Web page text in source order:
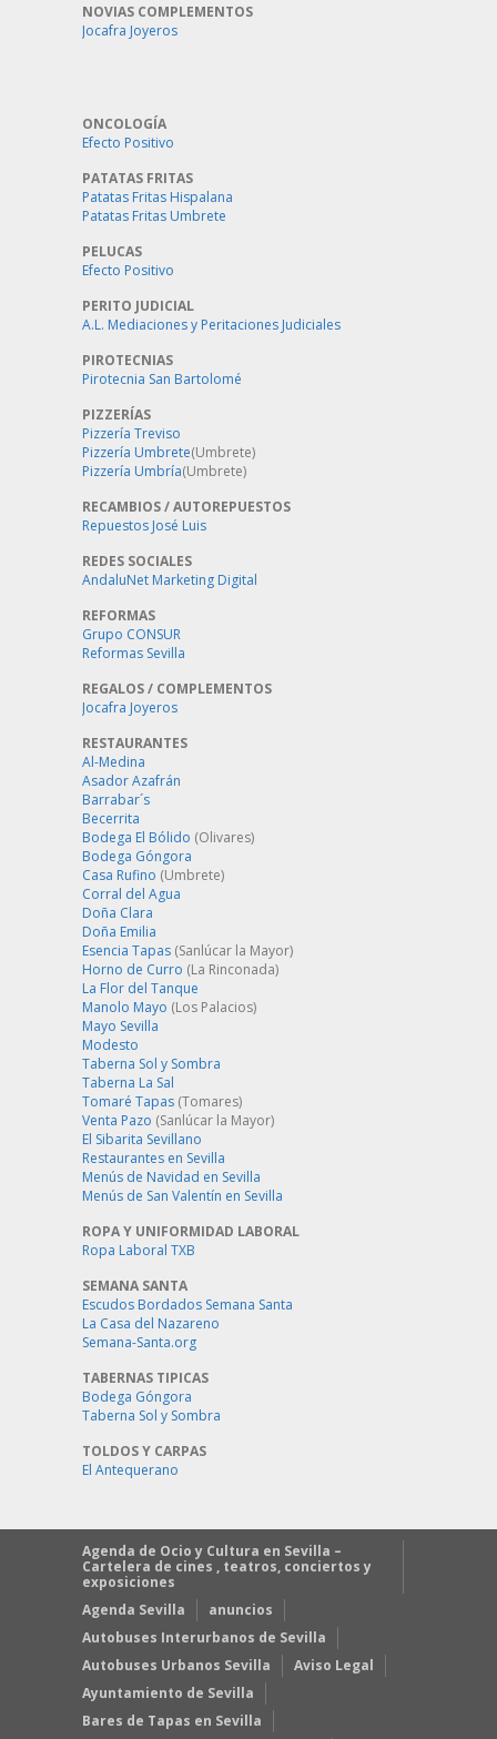
NOVIAS COMPLEMENTOS
Jocafra Joyeros
ONCOLOGÍA
Efecto Positivo
PATATAS FRITAS
Patatas Fritas Hispalana
Patatas Fritas Umbrete
PELUCAS
Efecto Positivo
PERITO JUDICIAL
A.L. Mediaciones y Peritaciones Judiciales
PIROTECNIAS
Pirotecnia San Bartolomé
PIZZERÍAS
Pizzería Treviso
Pizzería Umbrete(Umbrete)
Pizzería Umbría(Umbrete)
RECAMBIOS / AUTOREPUESTOS
Repuestos José Luis
REDES SOCIALES
AndaluNet Marketing Digital
REFORMAS
Grupo CONSUR
Reformas Sevilla
REGALOS / COMPLEMENTOS
Jocafra Joyeros
RESTAURANTES
Al-Medina
Asador Azafrán
Barrabar´s
Becerrita
Bodega El Bólido (Olivares)
Bodega Góngora
Casa Rufino (Umbrete)
Corral del Agua
Doña Clara
Doña Emilia
Esencia Tapas (Sanlúcar la Mayor)
Horno de Curro (La Rinconada)
La Flor del Tanque
Manolo Mayo (Los Palacios)
Mayo Sevilla
Modesto
Taberna Sol y Sombra
Taberna La Sal
Tomaré Tapas (Tomares)
Venta Pazo (Sanlúcar la Mayor)
El Sibarita Sevillano
Restaurantes en Sevilla
Menús de Navidad en Sevilla
Menús de San Valentín en Sevilla
ROPA Y UNIFORMIDAD LABORAL
Ropa Laboral TXB
SEMANA SANTA
Escudos Bordados Semana Santa
La Casa del Nazareno
Semana-Santa.org
TABERNAS TIPICAS
Bodega Góngora
Taberna Sol y Sombra
TOLDOS Y CARPAS
El Antequerano
Agenda de Ocio y Cultura en Sevilla –
Cartelera de cines , teatros, conciertos y
exposiciones
Agenda Sevilla
anuncios
Autobuses Interurbanos de Sevilla
Autobuses Urbanos Sevilla
Aviso Legal
Ayuntamiento de Sevilla
Bares de Tapas en Sevilla